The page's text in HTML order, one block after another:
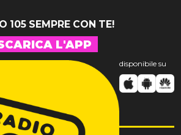
105 SEMPRE CON TE!
L'APP
disponibile su